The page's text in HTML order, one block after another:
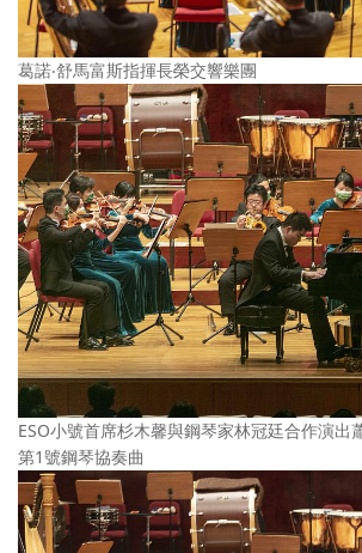
葛諾‧舒馬富斯指揮長榮交響樂團
ESO小號首席杉木馨與鋼琴家林冠廷合作演出
第1號鋼琴協奏曲